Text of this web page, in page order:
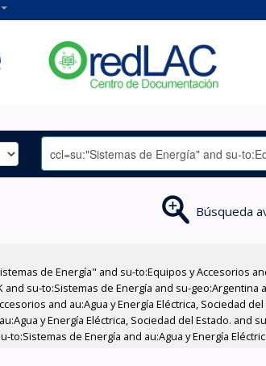
Búsqueda
de Energía" and su-to:Equipos y Accesorios
su-to:Sistemas de Energía and su-geo:Argentina
and au:Agua y Energía Eléctrica, Sociedad
y Energía Eléctrica, Sociedad del Estado.
to:Sistemas de Energía and au:Agua y Energía